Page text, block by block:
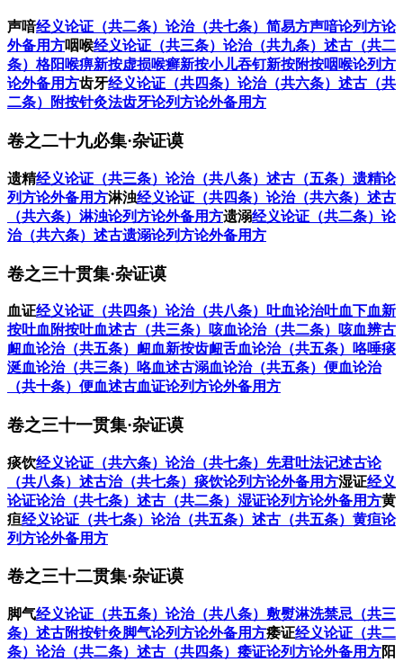
声喑经义论证（共二条） 论治（共七条） 简易方声喑论列方论
外备用方咽喉经义论证（共三条） 论治（共九条） 述古（共二
条） 格阳喉痹新按虚损喉癣新按小儿吞钉新按附按咽喉论列方
论外备用方齿牙经义论证（共四条） 论治（共六条） 述古（共
二条）
附按针灸法齿牙论列方论外备用方
卷之二十九必集·杂证谟
遗精经义论证（共三条） 论治（共八条） 述古（五条） 遗精论
列方论外备用方淋浊经义论证（共四条） 论治（共六条） 述古
（共六条） 淋浊论列方论外备用方遗溺经义论证（共二条） 论
治（共六条） 述古遗溺论列方论外备用方
卷之三十贯集·杂证谟
血证经义论证（共四条） 论治（共八条） 吐血论治吐血下血新
按吐血附按吐血述古（共三条） 咳血论治（共二条）
咳血辨古
衄血论治（共五条） 衄血新按齿衄舌血论治（共五条）
咯唾痰
涎血论治（共三条）
咯血述古溺血论治（共五条） 便血论治
（共十条） 便血述古血证论列方论外备用方
卷之三十一贯集·杂证谟
痰饮经义论证（共六条） 论治（共七条） 先君吐法记述古论
（共八条） 述古治（共七条） 痰饮论列方论外备用方湿证经义
论证论治（共七条） 述古（共二条） 湿证论列方论外备用方黄
疸经义论证（共七条） 论治（共五条） 述古（共五条） 黄疸论
列方论外备用方
卷之三十二贯集·杂证谟
脚气经义论证（共五条） 论治（共八条） 敷熨淋洗禁忌（共三
条） 述古附按针灸脚气论列方论外备用方痿证经义论证（共二
条） 论治（共二条） 述古（共四条） 痿证论列方论外备用方阳